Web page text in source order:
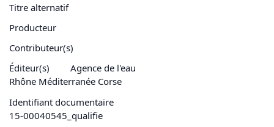
Titre alternatif
Producteur
Contributeur(s)
Éditeur(s)
Agence de l'eau
Rhône Méditerranée Corse
Identifiant documentaire
15-00040545_qualifie